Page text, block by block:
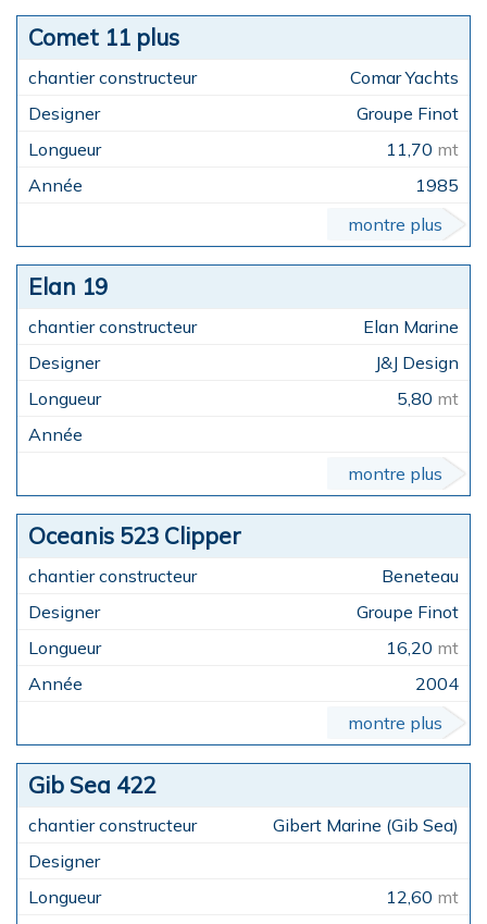
Comet 11 plus
Comar Yachts
Groupe Finot
11,70 mt
1985
montre plus
Elan 19
Elan Marine
J&J Design
5,80 mt
montre plus
Oceanis 523 Clipper
Beneteau
Groupe Finot
16,20 mt
2004
montre plus
Gib Sea 422
Gibert Marine (Gib Sea)
12,60 mt